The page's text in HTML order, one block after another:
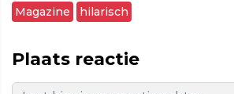
Magazine hilarisch
Plaats reactie